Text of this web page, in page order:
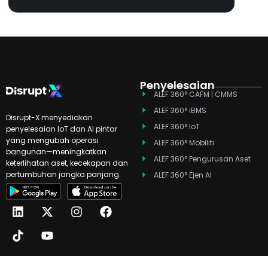
Disrupt-X menyediakan
penyelesaian IoT dan AI pintar
yang mengubah operasi
bangunan—meningkatkan
keterlihatan aset, kecekapan dan
pertumbuhan jangka panjang.
L
i
n
k
X
-
t
w
I
n
F
a
T
i
k
t
Y
o
u
t
Penyelesaian
ALEF 360° CAFM | CMMS
ALEF 360° iBMS
ALEF 360° IoT
ALEF 360° Mobiliti
ALEF 360° Pengurusan Aset
ALEF 360° Ejen AI